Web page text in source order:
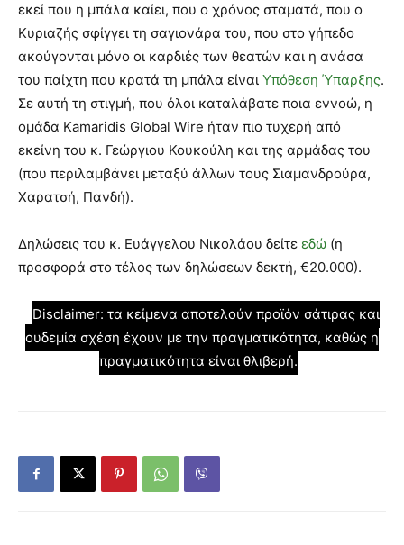
εκεί που η μπάλα καίει, που ο χρόνος σταματά, που ο
Κυριαζής σφίγγει τη σαγιονάρα του, που στο γήπεδο
ακούγονται μόνο οι καρδιές των θεατών και η ανάσα
του παίχτη που κρατά τη μπάλα είναι Υπόθεση Ύπαρξης.
Σε αυτή τη στιγμή, που όλοι καταλάβατε ποια εννοώ, η
ομάδα Kamaridis Global Wire ήταν πιο τυχερή από
εκείνη του κ. Γεώργιου Κουκούλη και της αρμάδας του
(που περιλαμβάνει μεταξύ άλλων τους Σιαμανδρούρα,
Χαρατσή, Πανδή).
Δηλώσεις του κ. Ευάγγελου Νικολάου δείτε εδώ (η
προσφορά στο τέλος των δηλώσεων δεκτή, €20.000).
Disclaimer: τα κείμενα αποτελούν προϊόν σάτιρας και
ουδεμία σχέση έχουν με την πραγματικότητα, καθώς η
πραγματικότητα είναι θλιβερή.